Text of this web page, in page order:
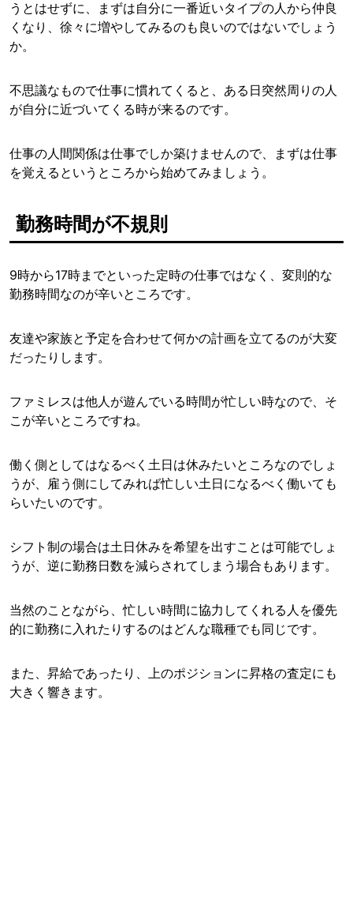
うとはせずに、まずは自分に一番近いタイプの人から仲良
くなり、徐々に増やしてみるのも良いのではないでしょう
か。
不思議なもので仕事に慣れてくると、ある日突然周りの人
が自分に近づいてくる時が来るのです。
仕事の人間関係は仕事でしか築けませんので、まずは仕事
を覚えるというところから始めてみましょう。
勤務時間が不規則
9時から17時までといった定時の仕事ではなく、変則的な
勤務時間なのが辛いところです。
友達や家族と予定を合わせて何かの計画を立てるのが大変
だったりします。
ファミレスは他人が遊んでいる時間が忙しい時なので、そ
こが辛いところですね。
働く側としてはなるべく土日は休みたいところなのでしょ
うが、雇う側にしてみれば忙しい土日になるべく働いても
らいたいのです。
シフト制の場合は土日休みを希望を出すことは可能でしょ
うが、逆に勤務日数を減らされてしまう場合もあります。
当然のことながら、忙しい時間に協力してくれる人を優先
的に勤務に入れたりするのはどんな職種でも同じです。
また、昇給であったり、上のポジションに昇格の査定にも
大きく響きます。